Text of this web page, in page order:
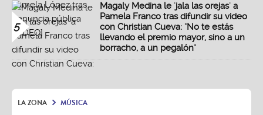
5
Magaly Medina le 'jala las orejas' a
Pamela Franco tras difundir su video
con Christian Cueva: "No te estás
llevando el premio mayor, sino a un
borracho, a un pegalón"
LA ZONA MÚSICA